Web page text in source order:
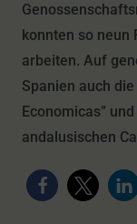
konnten so neun
arbeiten. Auf
Spanien auch
Economicas”
andalusischen